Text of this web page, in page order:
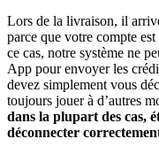
Lors de la livraison, il
parce que votre compte
ce cas, notre système ne
App pour envoyer les
devez simplement vous
toujours jouer à d’autres
dans la plupart des cas,
déconnecter